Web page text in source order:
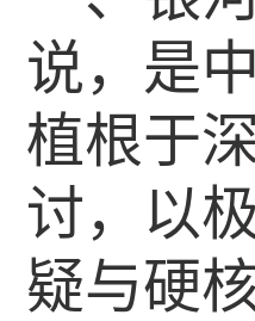
说，是
植根于
讨，以
疑与硬